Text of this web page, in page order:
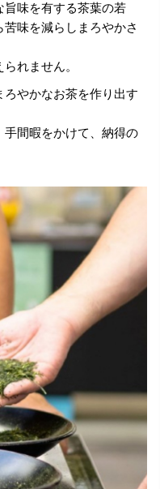
旨味を有する茶葉の若
味を減らしまろやかさ
れません。
やかなお茶を作り出す
手間暇をかけて、納得の